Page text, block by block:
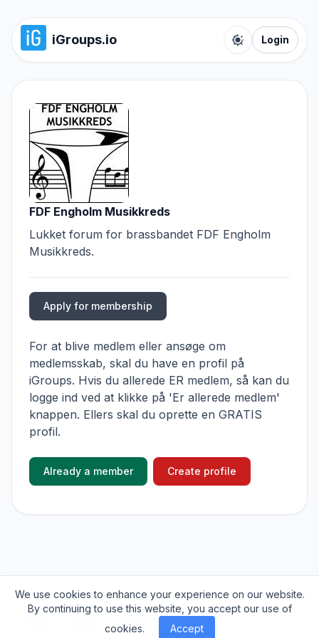
iGroups.io
Toggle color
Login
FDF Engholm Musikkreds
Lukket forum for brassbandet FDF Engholm
Musikkreds.
Apply for membership
For at blive medlem eller ansøge om
medlemsskab, skal du have en profil på
iGroups. Hvis du allerede ER medlem, så kan du
logge ind ved at klikke på 'Er allerede medlem'
knappen. Ellers skal du oprette en GRATIS
profil.
Already a member Create profile
© 2026iGroups.io. All rights reserved.
Privacy Contact
We use cookies to enhance your experience on our website.
By continuing to use this website, you accept our use of
cookies.
Accept